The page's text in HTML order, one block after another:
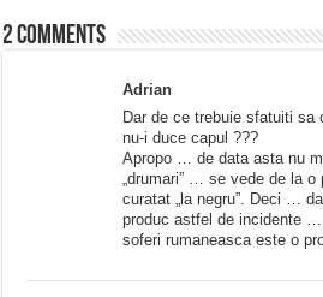
2 comments
Adrian
Dar de ce trebuie sfatuiti
nu-i duce capul ???
Apropo … de data asta nu
„drumari” … se vede de la
curatat „la negru”. Deci …
produc astfel de incidente
soferi rumaneasca este o